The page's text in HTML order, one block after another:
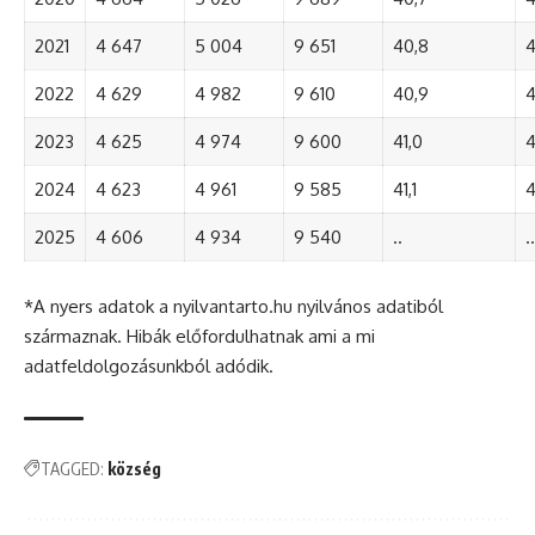
2021 4 647 5 004 9 651 40,8
2022 4 629 4 982 9 610 40,9
2023 4 625 4 974 9 600 41,0
2024 4 623 4 961 9 585 41,1
2025 4 606 4 934 9 540 .. ..
*A nyers adatok a nyilvantarto.hu nyilvános adatiból
származnak. Hibák előfordulhatnak ami a mi
adatfeldolgozásunkból adódik.
TAGGED: község